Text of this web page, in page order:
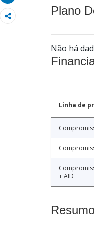
Plano
Não há
Linha de
+ AID